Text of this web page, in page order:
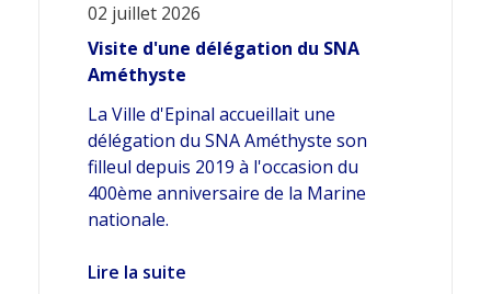
02 juillet 2026
Visite d'une délégation du SNA
Améthyste
La Ville d'Epinal accueillait une
délégation du SNA Améthyste son
filleul depuis 2019 à l'occasion du
400ème anniversaire de la Marine
nationale.
Lire la suite